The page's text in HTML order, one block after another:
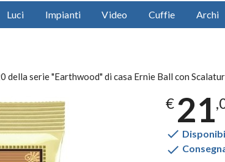
Luci Impianti Video Cuffie Archi
serie "Earthwood" di casa Ernie Ball con
€ 21

